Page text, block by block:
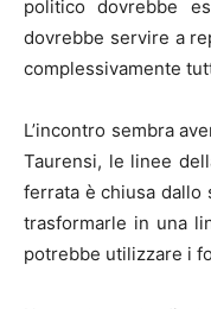
politico dovrebbe
dovrebbe servire a
complessivamente
L’incontro sembra
Taurensi, le linee
ferrata è chiusa dallo
trasformarle in una
potrebbe utilizzare i